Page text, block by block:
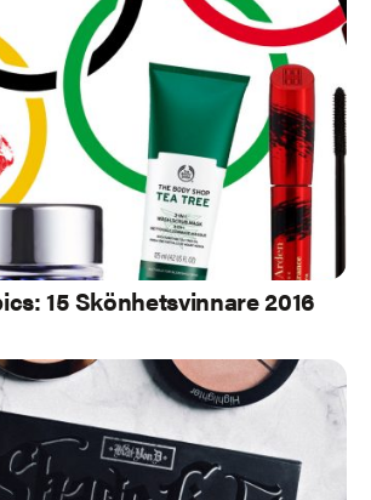
15 Skönhetsvinnare 2016